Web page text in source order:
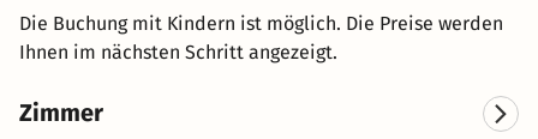
Die Buchung mit Kindern ist möglich. Die Preise werden
Ihnen im nächsten Schritt angezeigt.
Zimmer